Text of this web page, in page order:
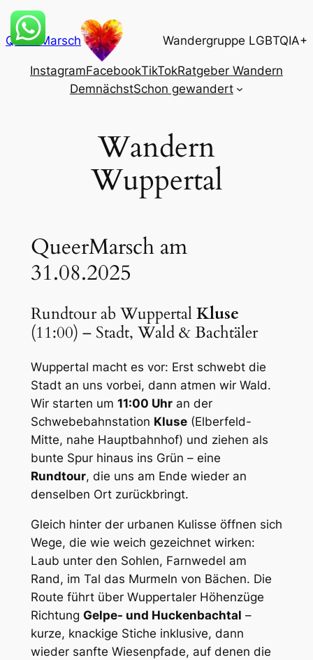
Zum
Inhalt
springen
QueerMarsch Wandergruppe LGBTQIA+
InstagramFacebookTikTokRatgeber Wandern
DemnächstSchon gewandert
Wandern
Wuppertal
QueerMarsch am
31.08.2025
Rundtour ab WuppertalKluse
(11:00) – Stadt, Wald & Bachtäler
Wuppertal macht es vor: Erst schwebt die
Stadt an uns vorbei, dann atmen wir Wald.
Wir starten um 11:00 Uhran der
Schwebebahnstation Kluse(Elberfeld-
Mitte, nahe Hauptbahnhof) und ziehen als
bunte Spur hinaus ins Grün – eine
Rundtour, die uns am Ende wieder an
denselben Ort zurückbringt.
Gleich hinter der urbanen Kulisse öffnen sich
Wege, die wie weich gezeichnet wirken:
Laub unter den Sohlen, Farnwedel am
Rand, im Tal das Murmeln von Bächen. Die
Route führt über Wuppertaler Höhenzüge
Richtung Gelpe- und Huckenbachtal –
kurze, knackige Stiche inklusive, dann
wieder sanfte Wiesenpfade, auf denen die